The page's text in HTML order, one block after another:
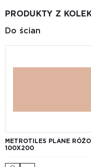
PRODUKTY Z
Do ścian
METROTILES PLANE
100X200